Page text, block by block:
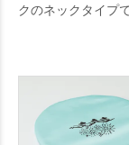
クのネックタイプで